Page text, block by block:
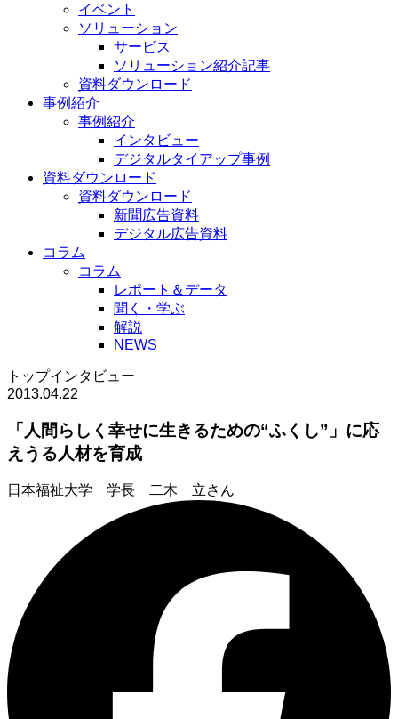
イベント
ソリューション
サービス
ソリューション紹介記事
資料ダウンロード
事例紹介
事例紹介
インタビュー
デジタルタイアップ事例
資料ダウンロード
資料ダウンロード
新聞広告資料
デジタル広告資料
コラム
コラム
レポート＆データ
聞く・学ぶ
解説
NEWS
トップインタビュー
2013.04.22
「人間らしく幸せに生きるための“ふくし”」に応
えうる人材を育成
日本福祉大学 学長 二木 立さん